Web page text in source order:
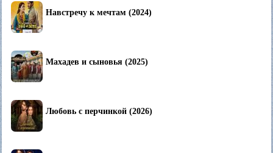
Навстречу к мечтам (2024)
Махадев и сыновья (2025)
Любовь с перчинкой (2026)